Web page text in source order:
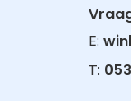
E:
T: